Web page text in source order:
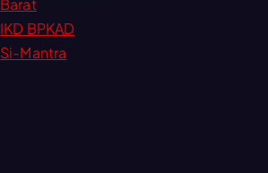
Barat
IKD BPKAD
Si-Mantra